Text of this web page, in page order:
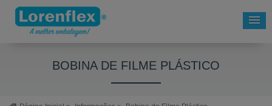
BOBINA DE FILME PLÁSTICO